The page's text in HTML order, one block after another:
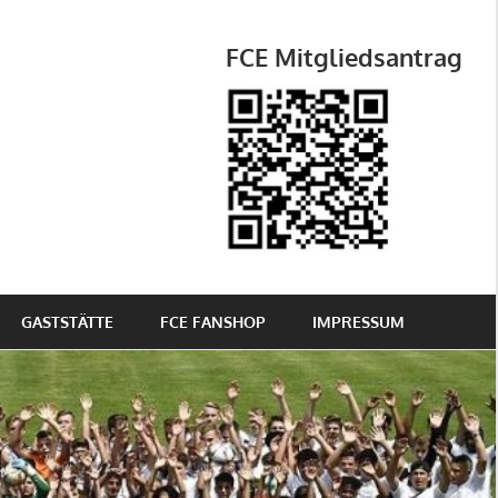
FCE Mitgliedsantrag
GASTSTÄTTE FCE FANSHOP IMPRESSUM